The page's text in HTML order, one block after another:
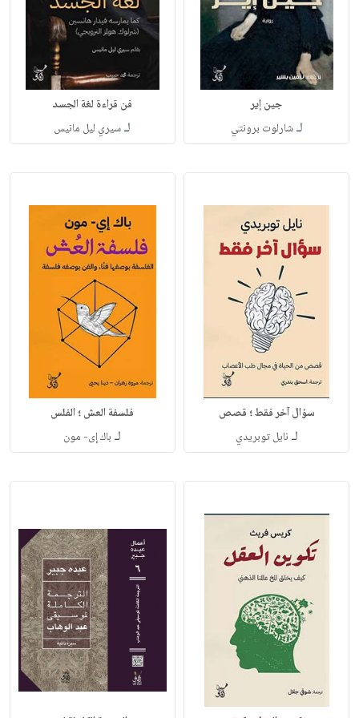
جين إير
لـشارلوت برونتي
فن قراءة لغة الجسد
لـسيري ليل مانيس
سؤال آخر فقط ؛ قصص
لـ نايل توبريدي
فلسفة العش ؛ الفلس
لـ باك إى- مون